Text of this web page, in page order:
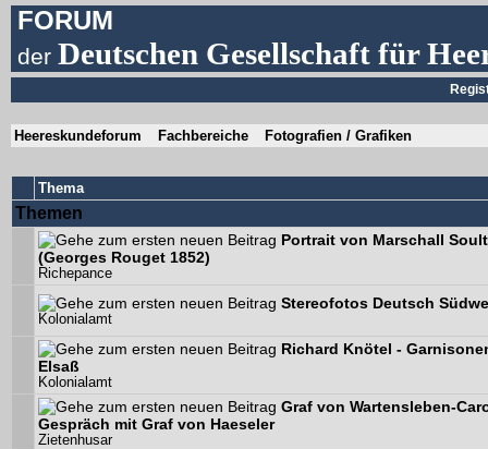
FORUM
derDeutschen Gesellschaft für
Heereskundeforum Fachbereiche Fotografien / Grafiken
Thema
Themen
Portrait von Marschall Soult
(Georges Rouget 1852)
Richepance
Stereofotos Deutsch
Kolonialamt
Richard Knötel -
Elsaß
Kolonialamt
Graf von Wartensleben-
Gespräch mit Graf von Haeseler
Zietenhusar